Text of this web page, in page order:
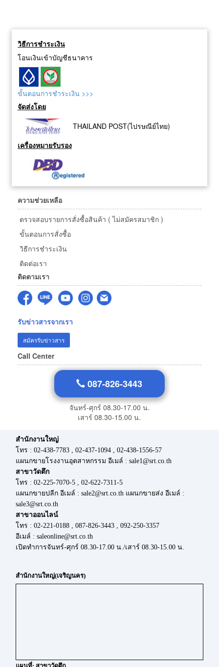
วิธีการชำระเงิน
โอนเงินเข้าบัญชีธนาคาร
ขั้นตอนการชำระเงิน >>>
จัดส่งโดย
THAILAND POST(ไปรษณีย์ไทย)
เครื่องหมายรับรอง
ความช่วยเหลือ
ตรวจสอบรายการสั่งซื้อสินค้า ( ไม่สมัครสมาชิก )
ขั้นตอนการสั่งซื้อ
วิธีการชำระเงิน
ติดต่อเรา
ติดตามเรา
รับข่าวสารจากเรา
สมัครรับข่าวสาร
Call Center
087-826-3443
จันทร์-ศุกร์ 08.30-17.00 น.
เสาร์ 08.30-15.00 น.
สำนักงานใหญ่
โทร : 02-438-7783 , 02-437-1094 , 02-438-1556-57
แผนกขายโรงงานอุตสาหกรรม อีเมล์ : sale1@srt.co.th
สาขาวัดตึก
โทร : 02-225-7070-5 , 02-622-7311-5
แผนกขายปลีก อีเมล์ : sale2@srt.co.th แผนกขายส่ง อีเมล์ :
sale3@srt.co.th
สาขาออนไลน์
โทร : 02-221-0188 , 087-826-3443 , 092-250-3357
อีเมล์ : saleonline@srt.co.th
เปิดทำการจันทร์-ศุกร์ 08.30-17.00 น./เสาร์ 08.30-15.00 น.
สำนักงานใหญ่(เจริญนคร)